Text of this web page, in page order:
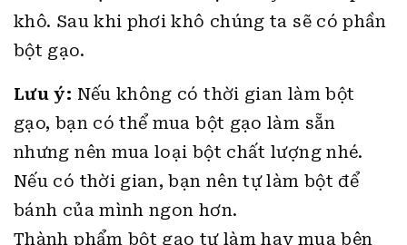
bột gạo.
Lưu ý:Nếu không có thời gian làm bột
gạo, bạn có thể mua bột gạo làm sẵn
nhưng nên mua loại bột chất lượng nhé.
Nếu có thời gian, bạn nên tự làm bột để
bánh của mình ngon hơn.
Thành phẩm bột gạo tự làm hay mua bên
ngoài đều có hình dạng vón cục như hình